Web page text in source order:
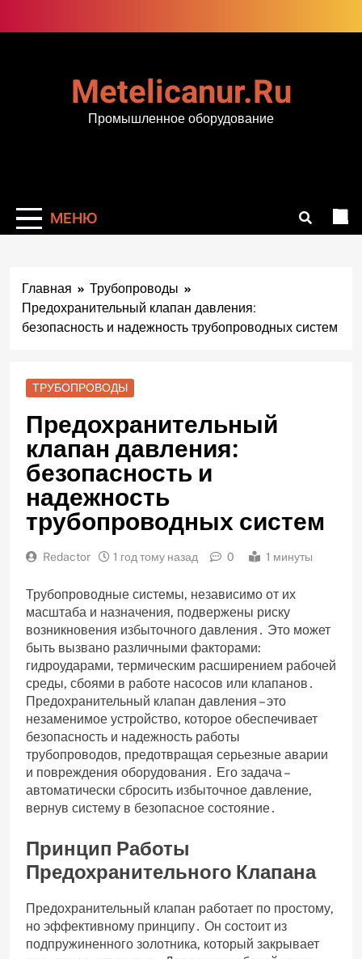
к
Metelicanur.ru
Промышленное оборудование
МЕНЮ
Главная
Трубопроводы
Предохранительный клапан давления:
безопасность и надежность трубопроводных систем
ТРУБОПРОВОДЫ
Предохранительный
клапан давления:
безопасность и
надежность
трубопроводных систем
Redactor 1 год тому назад 0 1 минуты
Трубопроводные системы‚ независимо от их
масштаба и назначения‚ подвержены риску
возникновения избыточного давления․ Это может
быть вызвано различными факторами:
гидроударами‚ термическим расширением рабочей
среды‚ сбоями в работе насосов или клапанов․
Предохранительный клапан давления – это
незаменимое устройство‚ которое обеспечивает
безопасность и надежность работы
трубопроводов‚ предотвращая серьезные аварии
и повреждения оборудования․ Его задача –
автоматически сбросить избыточное давление‚
вернув систему в безопасное состояние․
Принцип Работы
Предохранительного Клапана
Предохранительный клапан работает по простому‚
но эффективному принципу․ Он состоит из
подпружиненного золотника‚ который закрывает